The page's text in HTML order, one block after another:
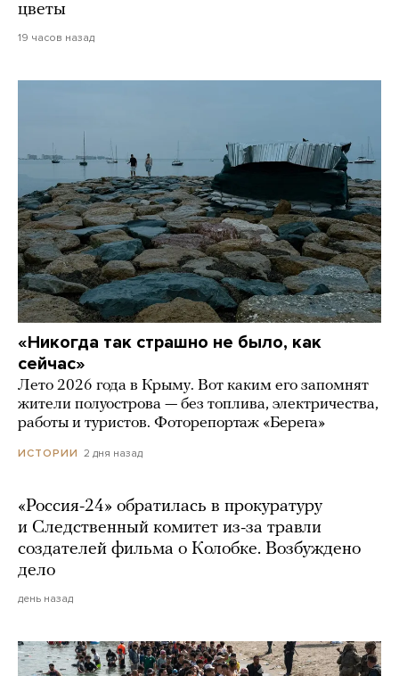
цветы
19 часов назад
«Никогда так страшно не было, как
сейчас»
Лето 2026 года в Крыму. Вот каким его запомнят
жители полуострова — без топлива, электричества,
работы и туристов. Фоторепортаж «Берега»
ИСТОРИИ 2 дня назад
«Россия-24» обратилась в прокуратуру
и Следственный комитет из-за травли
создателей фильма о Колобке. Возбуждено
дело
день назад